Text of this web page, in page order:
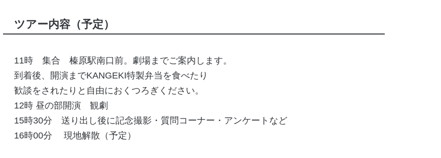
ツアー内容（予定）
11時 集合 榛原駅南口前。劇場までご案内します。
到着後、開演までKANGEKI特製弁当を食べたり
歓談をされたりと自由におくつろぎください。
12時 昼の部開演 観劇
15時30分 送り出し後に記念撮影・質問コーナー・アンケートなど
16時00分 現地解散（予定）